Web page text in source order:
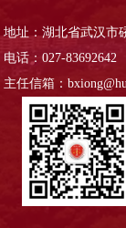
地址：湖北省武汉市
电话：027-
主任信箱：